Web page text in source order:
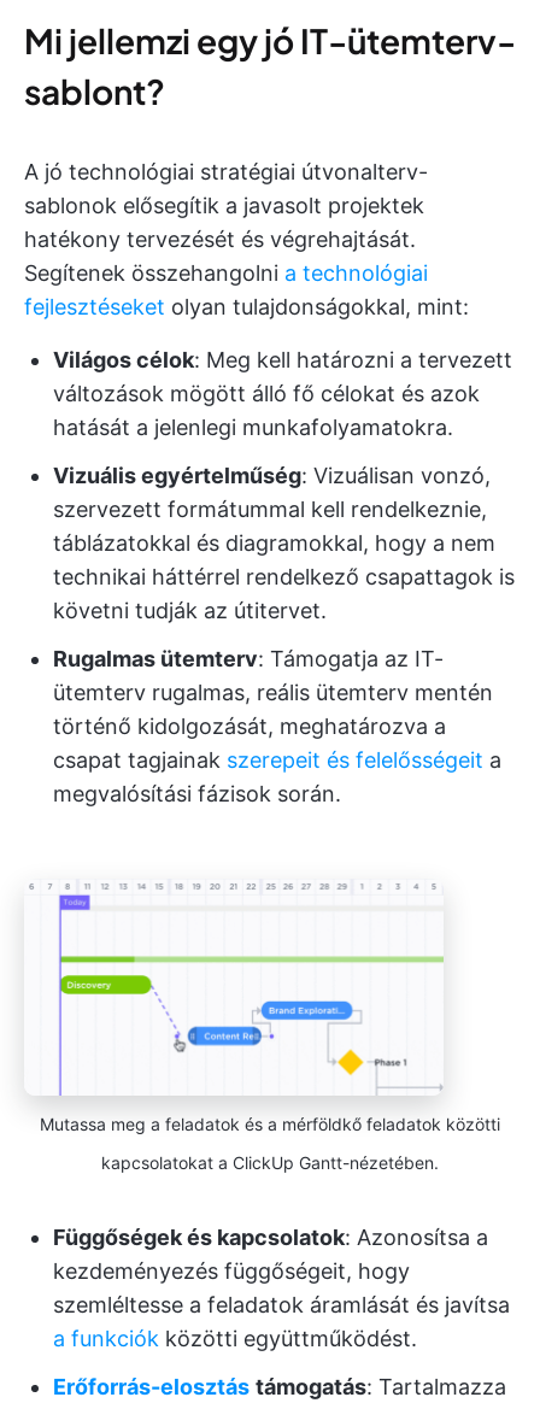
Mi jellemzi egy jó IT-ütemterv-
sablont?
A jó technológiai stratégiai útvonalterv-
sablonok elősegítik a javasolt projektek
hatékony tervezését és végrehajtását.
Segítenek összehangolni a technológiai
fejlesztéseket olyan tulajdonságokkal, mint:
Világos célok: Meg kell határozni a tervezett
változások mögött álló fő célokat és azok
hatását a jelenlegi munkafolyamatokra.
Vizuális egyértelműség: Vizuálisan vonzó,
szervezett formátummal kell rendelkeznie,
táblázatokkal és diagramokkal, hogy a nem
technikai háttérrel rendelkező csapattagok is
követni tudják az útitervet.
Rugalmas ütemterv: Támogatja az IT-
ütemterv rugalmas, reális ütemterv mentén
történő kidolgozását, meghatározva a
csapat tagjainak szerepeit és felelősségeit a
megvalósítási fázisok során.
Mutassa meg a feladatok és a mérföldkő feladatok közötti
kapcsolatokat a ClickUp Gantt-nézetében.
Függőségek és kapcsolatok: Azonosítsa a
kezdeményezés függőségeit, hogy
szemléltesse a feladatok áramlását és javítsa
a funkciók közötti együttműködést.
Erőforrás-elosztás támogatás: Tartalmazza